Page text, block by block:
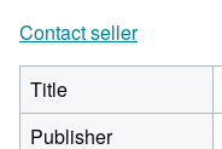
Contact seller
Title
Publisher